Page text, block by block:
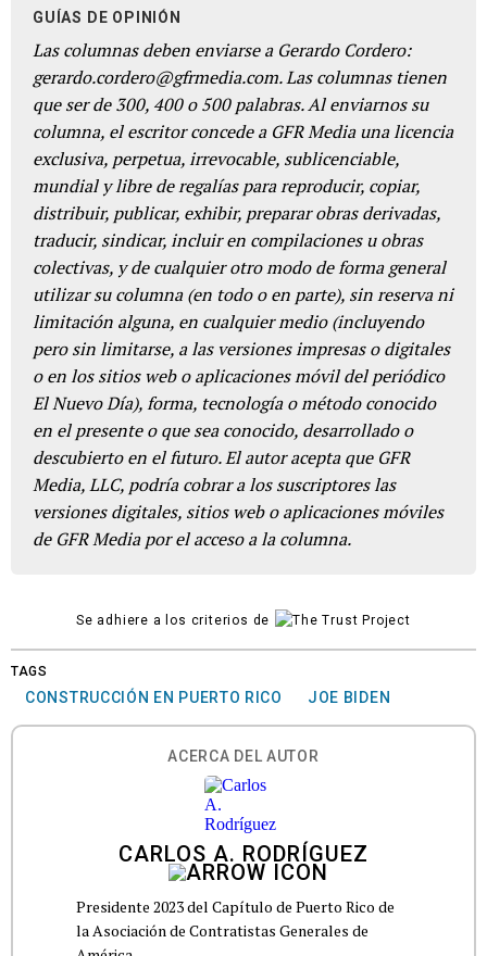
GUÍAS DE OPINIÓN
Las columnas deben enviarse a Gerardo Cordero:
gerardo.cordero@gfrmedia.com. Las columnas tienen
que ser de 300, 400 o 500 palabras. Al enviarnos su
columna, el escritor concede a GFR Media una licencia
exclusiva, perpetua, irrevocable, sublicenciable,
mundial y libre de regalías para reproducir, copiar,
distribuir, publicar, exhibir, preparar obras derivadas,
traducir, sindicar, incluir en compilaciones u obras
colectivas, y de cualquier otro modo de forma general
utilizar su columna (en todo o en parte), sin reserva ni
limitación alguna, en cualquier medio (incluyendo
pero sin limitarse, a las versiones impresas o digitales
o en los sitios web o aplicaciones móvil del periódico
El Nuevo Día), forma, tecnología o método conocido
en el presente o que sea conocido, desarrollado o
descubierto en el futuro. El autor acepta que GFR
Media, LLC, podría cobrar a los suscriptores las
versiones digitales, sitios web o aplicaciones móviles
de GFR Media por el acceso a la columna.
Se adhiere a los criterios de
TAGS
CONSTRUCCIÓN EN PUERTO RICO JOE BIDEN
ACERCA DEL AUTOR
CARLOS A. RODRÍGUEZ
Presidente 2023 del Capítulo de Puerto Rico de
la Asociación de Contratistas Generales de